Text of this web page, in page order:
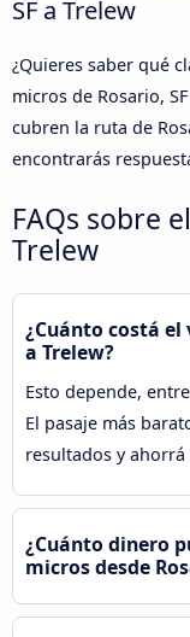
SF a Trelew
¿Quieres saber qué
micros de Rosario,
cubren la ruta de
encontrarás
FAQs sobre
Trelew
¿Cuánto costá el
a Trelew?
Esto depende,
El pasaje más
resultados y
¿Cuánto dinero
micros desde